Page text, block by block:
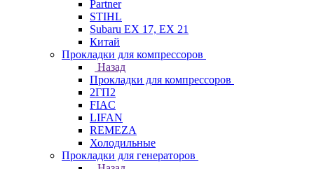
Partner
STIHL
Subaru EX 17, EX 21
Китай
Прокладки для компрессоров
Назад
Прокладки для компрессоров
2ГП2
FIAC
LIFAN
REMEZA
Холодильные
Прокладки для генераторов